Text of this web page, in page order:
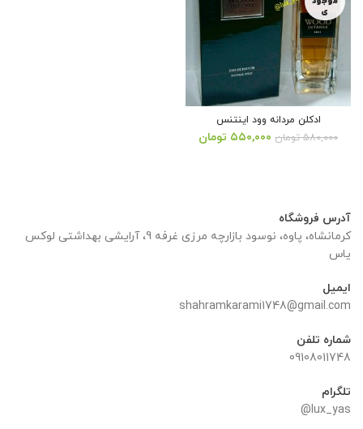
ی
ادکلن مردانه وود اینتنس
۵۸۰,۰۰۰ تومان قیمت
۵۵۰,۰۰۰ تومان
آدرس فروشگاه
کرمانشاه، پاوه، نوسود بازارچه مرزی غرفه 9، آرایشی بهداشتی لوکس
یاس
ایمیل
shahramkarami1748@gmail.com
شماره تلفن
09108011748
تلگرام
lux_yas@